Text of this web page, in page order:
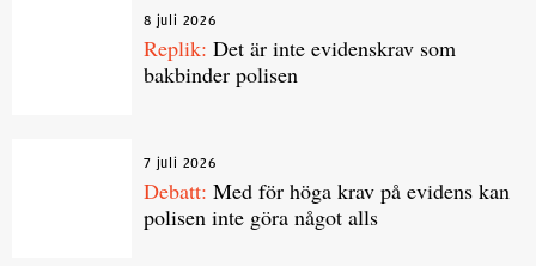
8 juli 2026
Replik: Det är inte evidenskrav som
bakbinder polisen
7 juli 2026
Debatt: Med för höga krav på evidens kan
polisen inte göra något alls